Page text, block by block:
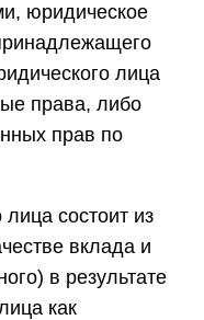
юридическое
лица
права, либо
прав по
состоит из
вклада и
в результате
как